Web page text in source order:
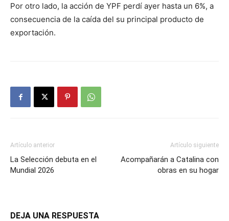
Por otro lado, la acción de YPF perdí ayer hasta un 6%, a
consecuencia de la caída del su principal producto de
exportación.
Artículo anterior
La Selección debuta en el
Mundial 2026
Artículo siguiente
Acompañarán a Catalina con
obras en su hogar
DEJA UNA RESPUESTA